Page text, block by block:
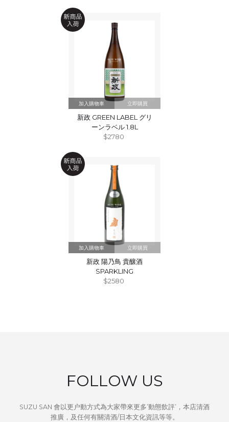
立即購買
新政 GREEN LABEL グリ
ーンラベル 1.8L
$2780
立即購買
新政 陽乃鳥 貴釀酒
SPARKLING
$2580
FOLLOW US
SUZU SAN 會以更户動方式為大家帶來更多’動態飲評’，本店清酒
推廣，及任何有關清酒/日本文化資訊等等。